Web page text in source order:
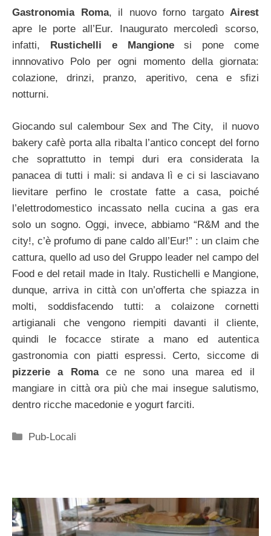
Gastronomia Roma, il nuovo forno targato Airest
apre le porte all’Eur. Inaugurato mercoledì scorso,
infatti,
Rustichelli e Mangionesi pone come
innnovativo Polo per ogni momento della giornata:
colazione, drinzi, pranzo, aperitivo, cena e sfizi
notturni.
Giocando sul calembour Sex and The City, il nuovo
bakery cafè porta alla ribalta l’antico concept del forno
che soprattutto in tempi duri era considerata la
panacea di tutti i mali: si andava lì e ci si lasciavano
lievitare perfino le crostate fatte a casa, poiché
l’elettrodomestico incassato nella cucina a gas era
solo un sogno. Oggi, invece, abbiamo “R&M and the
city!, c’è profumo di pane caldo all’Eur!” : un claim che
cattura, quello ad uso del Gruppo leader nel campo del
Food e del retail made in Italy. Rustichelli e Mangione,
dunque, arriva in città con un’offerta che spiazza in
molti, soddisfacendo tutti: a colaizone cornetti
artigianali che vengono riempiti davanti il cliente,
quindi le focacce stirate a mano ed autentica
gastronomia con piatti espressi. Certo, siccome di
pizzerie a Romace ne sono una marea ed il
mangiare in città ora più che mai insegue salutismo,
dentro ricche macedonie e yogurt farciti.
Categorie
Pub-Locali